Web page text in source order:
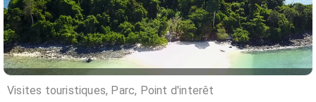
Visites touristiques, Parc, Point d'interêt